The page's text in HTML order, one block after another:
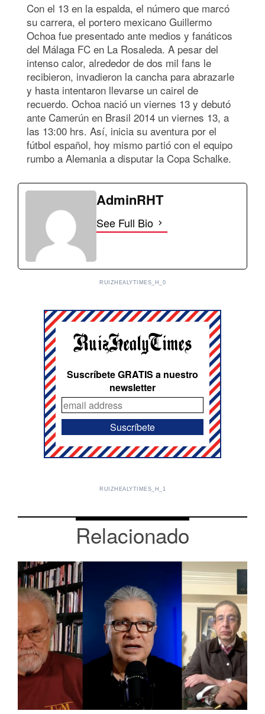
Con el 13 en la espalda, el número que marcó
su carrera, el portero mexicano Guillermo
Ochoa fue presentado ante medios y fanáticos
del Málaga FC en La Rosaleda. A pesar del
intenso calor, alrededor de dos mil fans le
recibieron, invadieron la cancha para abrazarle
y hasta intentaron llevarse un cairel de
recuerdo. Ochoa nació un viernes 13 y debutó
ante Camerún en Brasil 2014 un viernes 13, a
las 13:00 hrs. Así, inicia su aventura por el
fútbol español, hoy mismo partió con el equipo
rumbo a Alemania a disputar la Copa Schalke.
AdminRHT
See Full Bio
RUIZHEALYTIMES_H_0
Suscríbete GRATIS a nuestro
newsletter
RUIZHEALYTIMES_H_1
Relacionado